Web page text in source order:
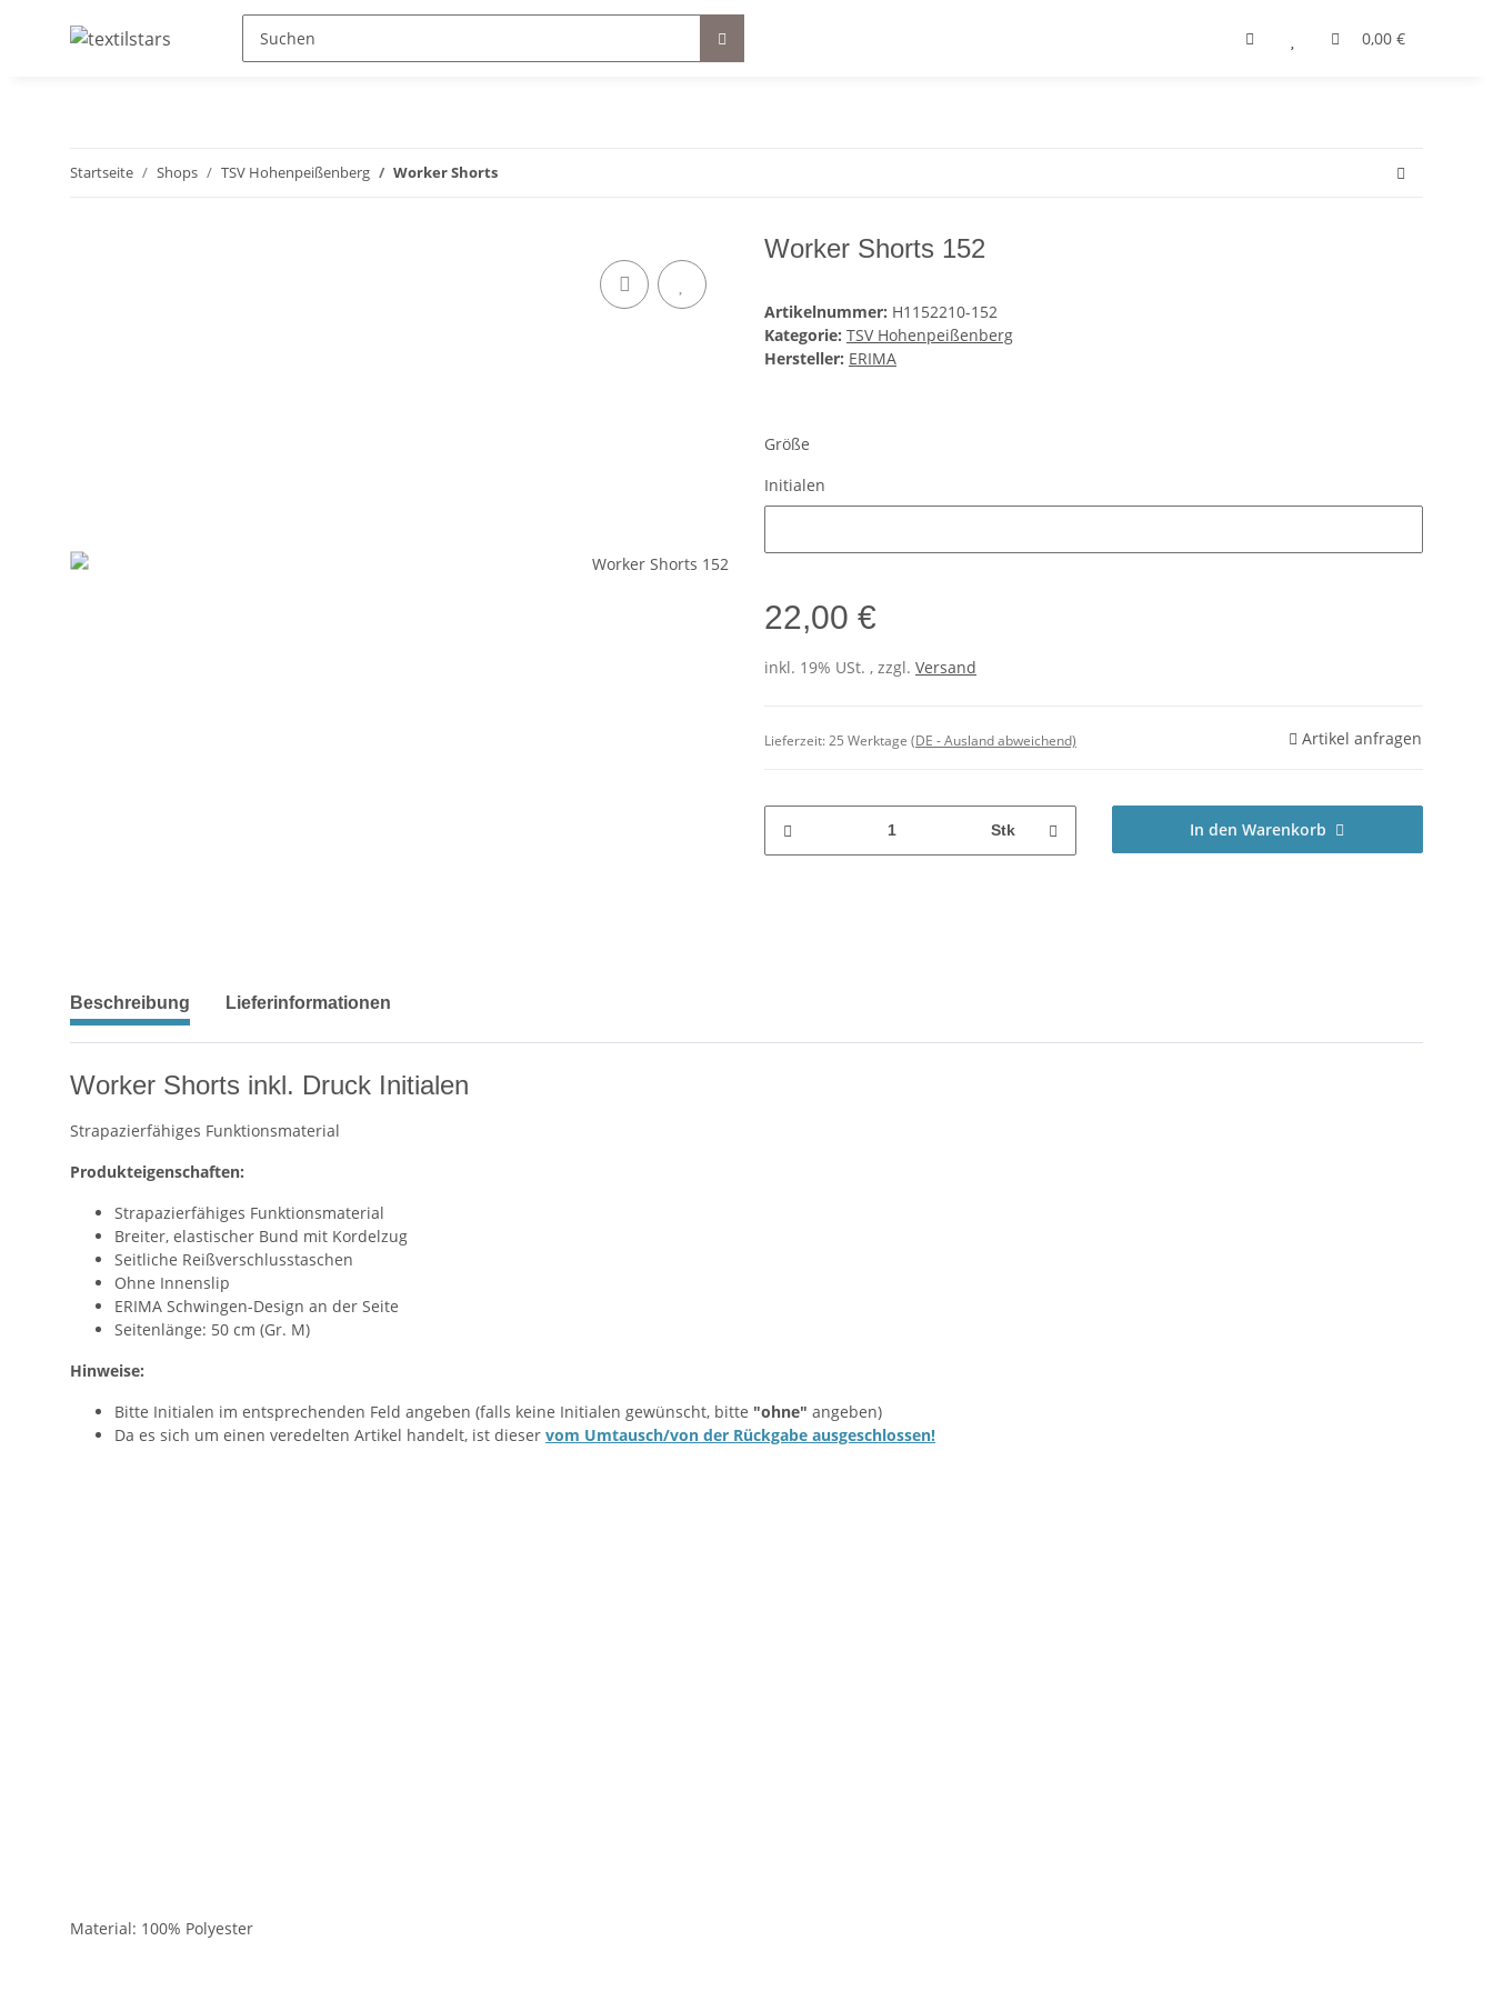
0,00 €
Startseite Shops TSV Hohenpeißenberg Worker Shorts
Worker Shorts 152
Artikelnummer: H1152210-152
Kategorie: TSV Hohenpeißenberg
Hersteller: ERIMA
Größe
Initialen
22,00 €
inkl. 19% USt. , zzgl. Versand
Lieferzeit:25 Werktage (DE - Ausland abweichend) Artikel anfragen
Stk In den Warenkorb
Beschreibung Lieferinformationen
Worker Shorts inkl. Druck Initialen
Strapazierfähiges Funktionsmaterial
Produkteigenschaften:
Strapazierfähiges Funktionsmaterial
Breiter, elastischer Bund mit Kordelzug
Seitliche Reißverschlusstaschen
Ohne Innenslip
ERIMA Schwingen-Design an der Seite
Seitenlänge: 50 cm (Gr. M)
Hinweise:
Bitte Initialen im entsprechenden Feld angeben (falls keine Initialen gewünscht, bitte "ohne" angeben)
Da es sich um einen veredelten Artikel handelt, ist dieser vom Umtausch/von der Rückgabe ausgeschlossen!
Material: 100% Polyester